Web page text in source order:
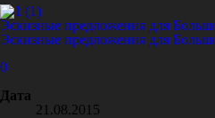
Эскизные предложения для
Эскизные предложения для
0
Дата
21.08.2015